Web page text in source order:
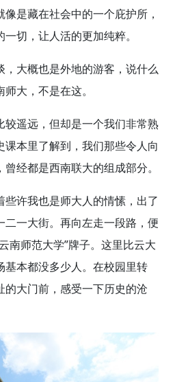
是藏在社会中的一个庇护所，
切，让人活的更加纯粹。
大概也是外地的游客，说什么
大，不是在这。
较遥远，但却是一个我们非常熟
本里了解到，我们那些令人向
经都是西南联大的组成部分。
许我也是师大人的情愫，出了
一大街。再向左走一段路，便
南师范大学”牌子。这里比云大
基本都没多少人。在校园里转
大门前，感受一下历史的沧